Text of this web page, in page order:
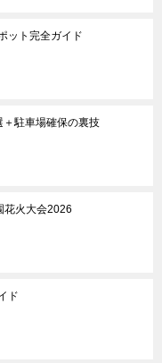
ット完全ガイド
駐車場確保の裏技
花火大会2026
ド